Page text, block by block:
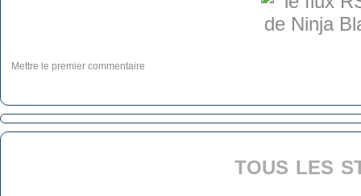
Mettre le premier commentaire
tous les